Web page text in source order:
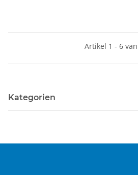
Artikel 1 - 6
Kategorien